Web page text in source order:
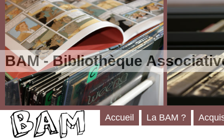
BAM - Bibliothèque
Accueil La BAM ?